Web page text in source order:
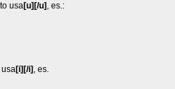
usa[u][/u] , es.:
usa[i][/i] , es.